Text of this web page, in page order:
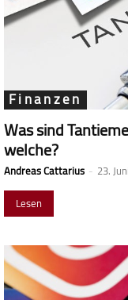
Finanzen
Was sind
welche?
Andreas Cattarius - 23.
Lesen